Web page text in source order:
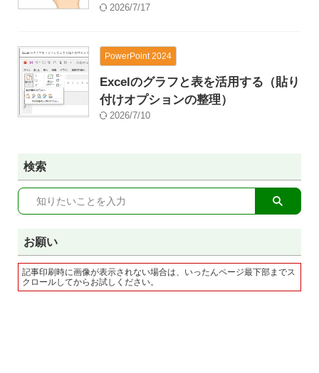
2026/7/17
PowerPoint 2024
Excelのグラフと表を活用する（貼り
付けオプションの整理）
2026/7/10
検索
お願い
記事印刷時に画像が表示されない場合は、いったんページ最下部までス
クロールしてからお試しください。